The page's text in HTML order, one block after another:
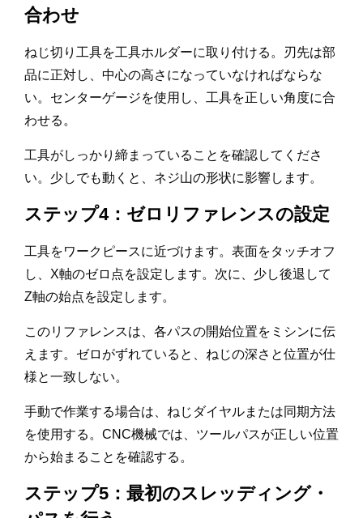
合わせ
ねじ切り工具を工具ホルダーに取り付ける。刃先は部
品に正対し、中心の高さになっていなければならな
い。センターゲージを使用し、工具を正しい角度に合
わせる。
工具がしっかり締まっていることを確認してくださ
い。少しでも動くと、ネジ山の形状に影響します。
ステップ4：ゼロリファレンスの設定
工具をワークピースに近づけます。表面をタッチオフ
し、X軸のゼロ点を設定します。次に、少し後退して
Z軸の始点を設定します。
このリファレンスは、各パスの開始位置をミシンに伝
えます。ゼロがずれていると、ねじの深さと位置が仕
様と一致しない。
手動で作業する場合は、ねじダイヤルまたは同期方法
を使用する。CNC機械では、ツールパスが正しい位置
から始まることを確認する。
ステップ5：最初のスレッディング・